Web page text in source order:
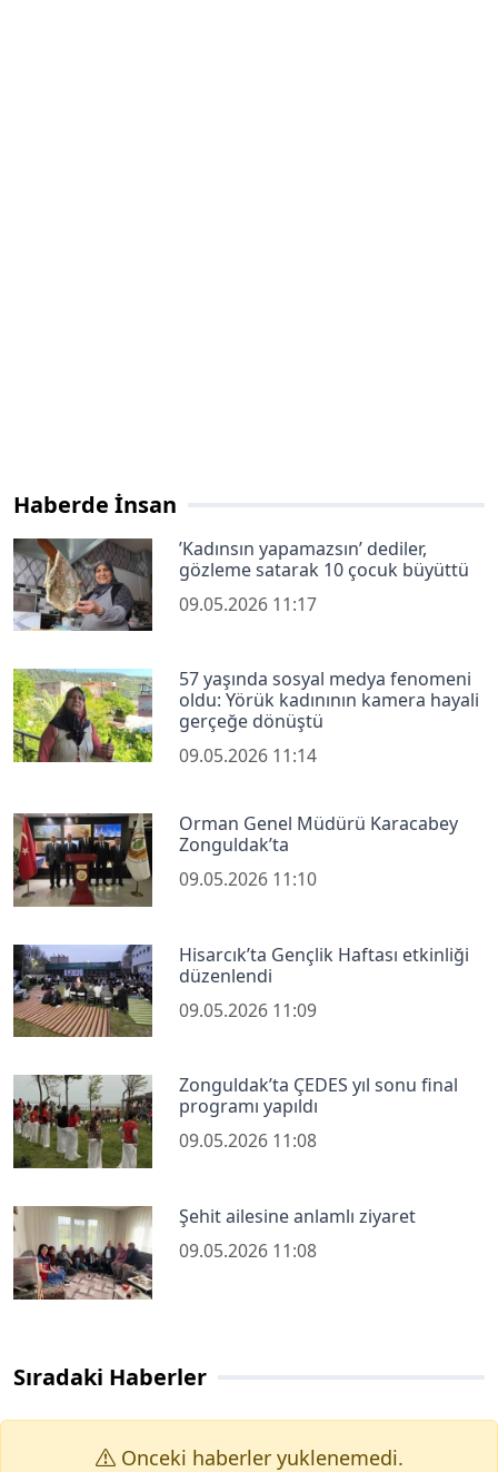
Haberde İnsan
’Kadınsın yapamazsın’ dediler,
gözleme satarak 10 çocuk büyüttü
09.05.2026 11:17
57 yaşında sosyal medya fenomeni
oldu: Yörük kadınının kamera hayali
gerçeğe dönüştü
09.05.2026 11:14
Orman Genel Müdürü Karacabey
Zonguldak’ta
09.05.2026 11:10
Hisarcık’ta Gençlik Haftası etkinliği
düzenlendi
09.05.2026 11:09
Zonguldak’ta ÇEDES yıl sonu final
programı yapıldı
09.05.2026 11:08
Şehit ailesine anlamlı ziyaret
09.05.2026 11:08
Sıradaki Haberler
Onceki haberler yuklenemedi.